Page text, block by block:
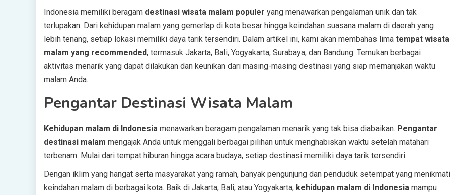
Indonesia memiliki beragam destinasi wisata malam populer yang menawarkan pengalaman unik dan tak
terlupakan. Dari kehidupan malam yang gemerlap di kota besar hingga keindahan suasana malam di daerah yang
lebih tenang, setiap lokasi memiliki daya tarik tersendiri. Dalam artikel ini, kami akan membahas lima tempat wisata
malam yang recommended, termasuk Jakarta, Bali, Yogyakarta, Surabaya, dan Bandung. Temukan berbagai
aktivitas menarik yang dapat dilakukan dan keunikan dari masing-masing destinasi yang siap memanjakan waktu
malam Anda.
Pengantar Destinasi Wisata Malam
Kehidupan malam di Indonesia menawarkan beragam pengalaman menarik yang tak bisa diabaikan. Pengantar
destinasi malam mengajak Anda untuk menggali berbagai pilihan untuk menghabiskan waktu setelah matahari
terbenam. Mulai dari tempat hiburan hingga acara budaya, setiap destinasi memiliki daya tarik tersendiri.
Dengan iklim yang hangat serta masyarakat yang ramah, banyak pengunjung dan penduduk setempat yang menikmati
keindahan malam di berbagai kota. Baik di Jakarta, Bali, atau Yogyakarta, kehidupan malam di Indonesia mampu